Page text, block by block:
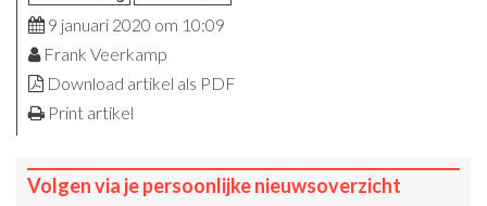
9 januari 2020 om 10:09
Frank Veerkamp
Download artikel als PDF
Print artikel
Volgen via je persoonlijke nieuwsoverzicht